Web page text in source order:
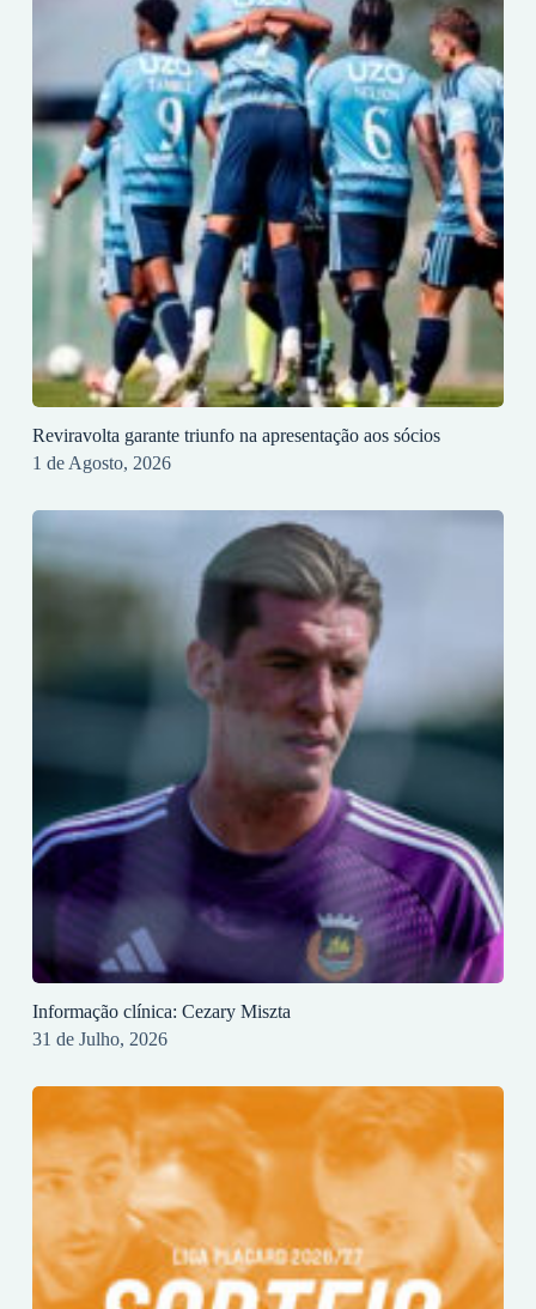
Reviravolta garante triunfo na apresentação aos sócios
1 de Agosto, 2026
Informação clínica: Cezary Miszta
31 de Julho, 2026